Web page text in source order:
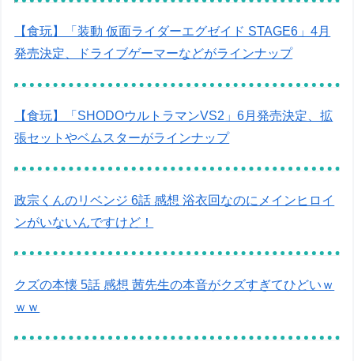
【食玩】「装動 仮面ライダーエグゼイド STAGE6」4月
発売決定、ドライブゲーマーなどがラインナップ
【食玩】「SHODOウルトラマンVS2」6月発売決定、拡
張セットやベムスターがラインナップ
政宗くんのリベンジ 6話 感想 浴衣回なのにメインヒロイ
ンがいないんですけど！
クズの本懐 5話 感想 茜先生の本音がクズすぎてひどいｗ
ｗｗ